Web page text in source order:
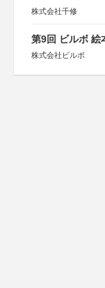
株式会社千修
第9回 ビルボ 絵
株式会社ビルボ